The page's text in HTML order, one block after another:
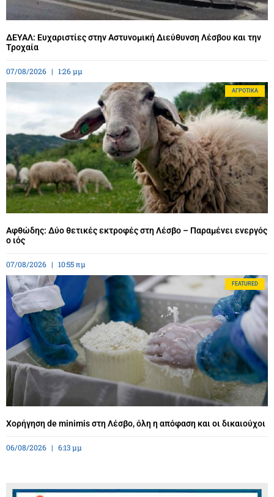
ΔΕΥΑΛ: Ευχαριστίες στην Αστυνομική Διεύθυνση Λέσβου και την
Τροχαία
07/08/2026 1:26 μμ
ΑΓΡΟΤΙΚΆ
Αφθώδης: Δύο θετικές εκτροφές στη Λέσβο – Παραμένει ενεργός
ο ιός
07/08/2026 10:55 πμ
FEATURED
Χορήγηση de minimis στη Λέσβο, όλη η απόφαση και οι δικαιούχοι
06/08/2026 6:13 μμ